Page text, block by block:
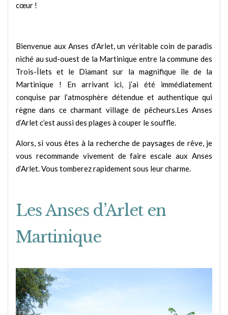
cœur !
Bienvenue aux Anses d’Arlet, un véritable coin de paradis
niché au sud-ouest de la Martinique entre la commune des
Trois-Îlets et le Diamant sur la magnifique île de la
Martinique ! En arrivant ici, j’ai été immédiatement
conquise par l’atmosphère détendue et authentique qui
règne dans ce charmant village de pêcheurs.Les Anses
d’Arlet c’est aussi des plages à couper le souffle.
Alors, si vous êtes à la recherche de paysages de rêve, je
vous recommande vivement de faire escale aux Anses
d’Arlet. Vous tomberez rapidement sous leur charme.
Les Anses d’Arlet en
Martinique